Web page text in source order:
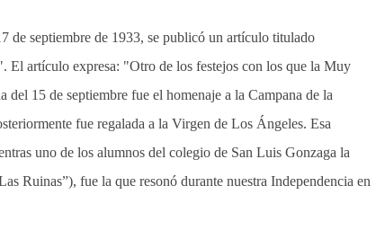
de septiembre de 1933, se publicó un artículo titulado
artículo expresa: "Otro de los festejos con los que la Muy
15 de septiembre fue el homenaje a la Campana de la
fue regalada a la Virgen de Los Ángeles. Esa
uno de los alumnos del colegio de San Luis Gonzaga la
Ruinas”), fue la que resonó durante nuestra Independencia en